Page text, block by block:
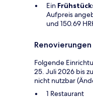
Ein
Aufpreis
und 150.69
Folgende
25. Juli 2026 bis
nicht nutzbar
1 Restaurant